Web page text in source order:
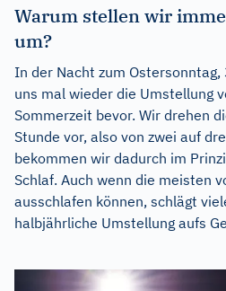
Warum stellen wir
um?
In der Nacht zum
uns mal wieder die Umstellung
Sommerzeit bevor. Wir drehen
Stunde vor, also von zwei auf
bekommen wir dadurch im
Schlaf. Auch wenn die meisten
ausschlafen können, schlägt
halbjährliche Umstellung aufs